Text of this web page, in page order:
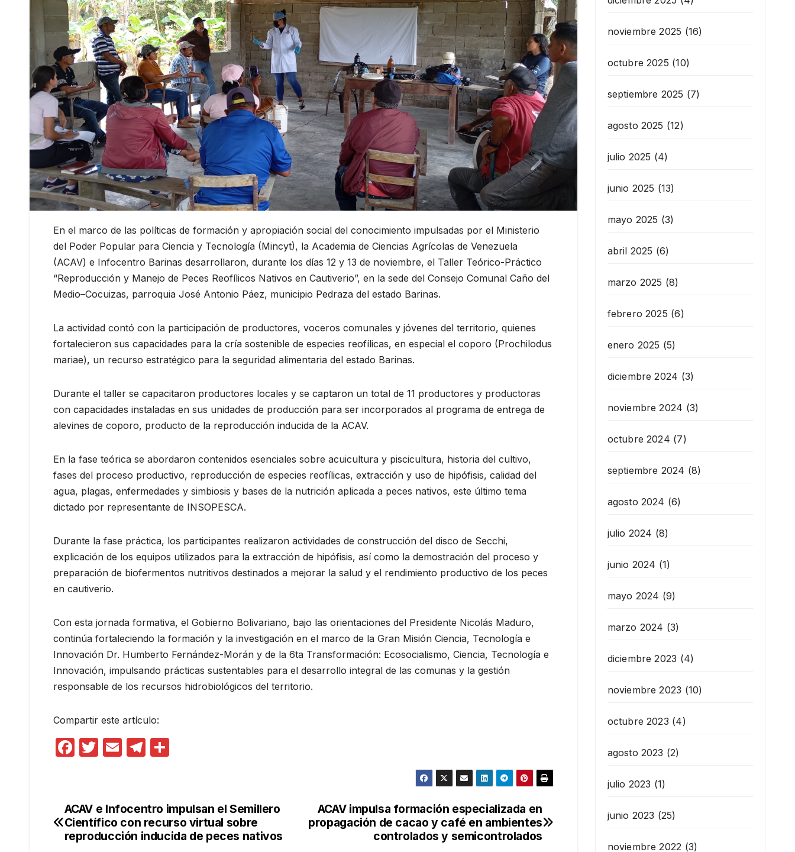
En el marco de las políticas de formación y apropiación social del conocimiento impulsadas por el Ministerio
del Poder Popular para Ciencia y Tecnología (Mincyt), la Academia de Ciencias Agrícolas de Venezuela
(ACAV) e Infocentro Barinas desarrollaron, durante los días 12 y 13 de noviembre, el Taller Teórico-Práctico
“Reproducción y Manejo de Peces Reofílicos Nativos en Cautiverio”, en la sede del Consejo Comunal Caño del
Medio–Cocuizas, parroquia José Antonio Páez, municipio Pedraza del estado Barinas.
La actividad contó con la participación de productores, voceros comunales y jóvenes del territorio, quienes
fortalecieron sus capacidades para la cría sostenible de especies reofílicas, en especial el coporo (Prochilodus
mariae), un recurso estratégico para la seguridad alimentaria del estado Barinas.
Durante el taller se capacitaron productores locales y se captaron un total de 11 productores y productoras
con capacidades instaladas en sus unidades de producción para ser incorporados al programa de entrega de
alevines de coporo, producto de la reproducción inducida de la ACAV.
En la fase teórica se abordaron contenidos esenciales sobre acuicultura y piscicultura, historia del cultivo,
fases del proceso productivo, reproducción de especies reofílicas, extracción y uso de hipófisis, calidad del
agua, plagas, enfermedades y simbiosis y bases de la nutrición aplicada a peces nativos, este último tema
dictado por representante de INSOPESCA.
Durante la fase práctica, los participantes realizaron actividades de construcción del disco de Secchi,
explicación de los equipos utilizados para la extracción de hipófisis, así como la demostración del proceso y
preparación de biofermentos nutritivos destinados a mejorar la salud y el rendimiento productivo de los peces
en cautiverio.
Con esta jornada formativa, el Gobierno Bolivariano, bajo las orientaciones del Presidente Nicolás Maduro,
continúa fortaleciendo la formación y la investigación en el marco de la Gran Misión Ciencia, Tecnología e
Innovación Dr. Humberto Fernández-Morán y de la 6ta Transformación: Ecosocialismo, Ciencia, Tecnología e
Innovación, impulsando prácticas sustentables para el desarrollo integral de las comunas y la gestión
responsable de los recursos hidrobiológicos del territorio.
Compartir este artículo:
F
e
b
o
T
er
E
T
gr
a
m
p
ar
tir
Navegación
de
ACAV impulsa formación especializada en
propagación de cacao y café en ambientes
controlados y semicontrolados
ACAV e Infocentro impulsan el Semillero
Científico con recurso virtual sobre
reproducción inducida de peces nativos
noviembre 2025 (16)
octubre 2025 (10)
septiembre 2025 (7)
agosto 2025 (12)
julio 2025 (4)
junio 2025 (13)
mayo 2025 (3)
abril 2025 (6)
marzo 2025 (8)
febrero 2025 (6)
enero 2025 (5)
diciembre 2024 (3)
noviembre 2024 (3)
octubre 2024 (7)
septiembre 2024 (8)
agosto 2024 (6)
julio 2024 (8)
junio 2024 (1)
mayo 2024 (9)
marzo 2024 (3)
diciembre 2023 (4)
noviembre 2023 (10)
octubre 2023 (4)
agosto 2023 (2)
julio 2023 (1)
junio 2023 (25)
noviembre 2022 (3)